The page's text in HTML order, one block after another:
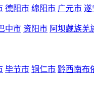
德阳市 绵阳市 广元市 遂
中市 资阳市 阿坝藏族羌
毕节市 铜仁市 黔西南布